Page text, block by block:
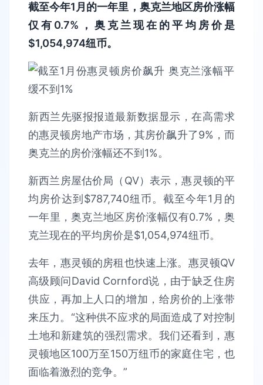
截至今年1月的一年里，奥克兰地区房价涨幅
仅有0.7%，奥克兰现在的平均房价是
$1,054,974纽币。
新西兰先驱报报道最新数据显示，在高需求
的惠灵顿房地产市场，其房价飙升了9%，而
奥克兰的房价涨幅还不到1%。
新西兰房屋估价局（QV）表示，惠灵顿的平
均房价达到$787,740纽币。截至今年1月的
一年里，奥克兰地区房价涨幅仅有0.7%，奥
克兰现在的平均房价是$1,054,974纽币。
去年，惠灵顿的房租也快速上涨。惠灵顿QV
高级顾问David Cornford说，由于缺乏住房
供应，再加上人口的增加，给房价的上涨带
来压力。“这种供不应求的局面造成了对控制
土地和新建筑的强烈需求。我们还看到，惠
灵顿地区100万至150万纽币的家庭住宅，也
面临着激烈的竞争。”